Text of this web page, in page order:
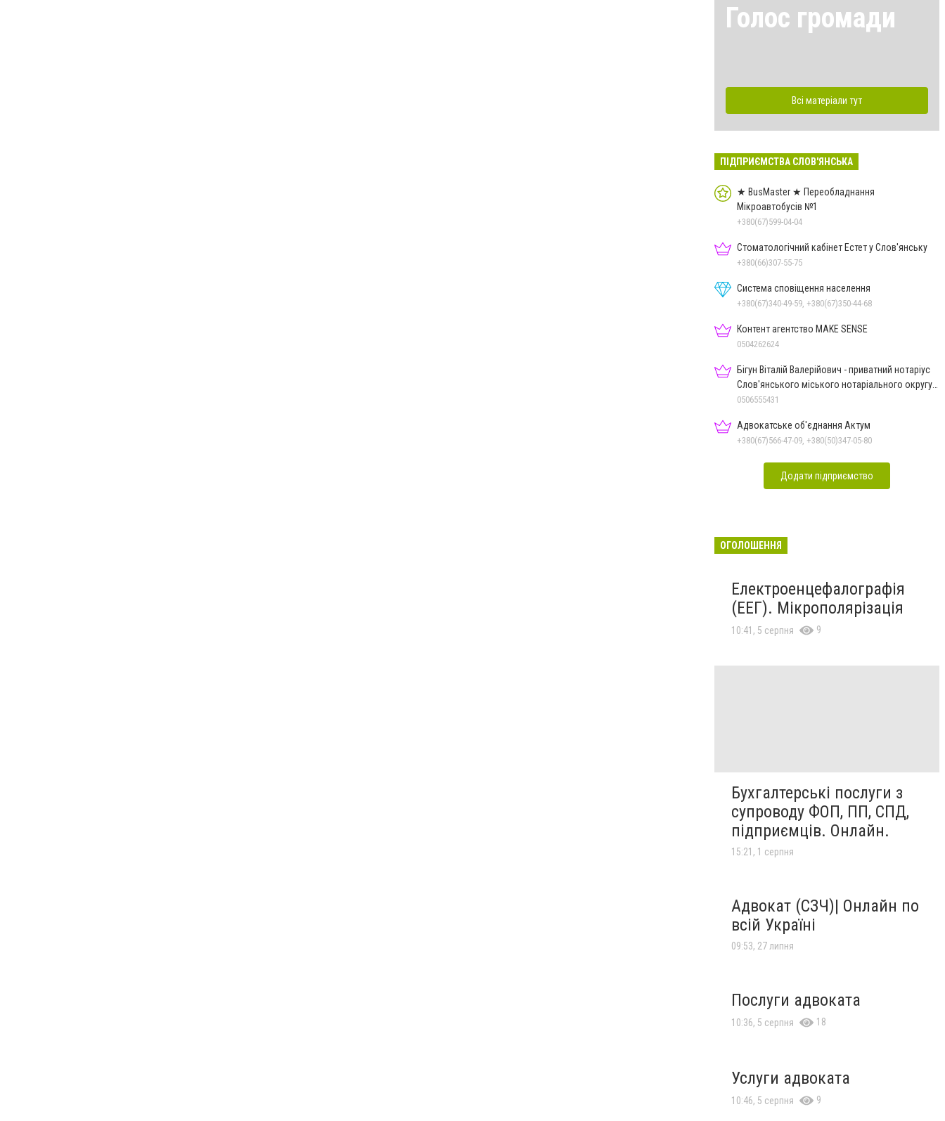
Голос громади
Всі матеріали тут
ПІДПРИЄМСТВА СЛОВ'ЯНСЬКА
★ BusMaster ★ Переобладнання
Мікроавтобусів №1
+380(67)599-04-04
Стоматологічний кабінет Естет у Слов'янську
+380(66)307-55-75
Система сповіщення населення
+380(67)340-49-59, +380(67)350-44-68
Контент агентство MAKE SENSE
0504262624
Бігун Віталій Валерійович - приватний нотаріус
Слов'янського міського нотаріального округу
Дон.обл.
0506555431
Адвокатське об'єднання Актум
+380(67)566-47-09, +380(50)347-05-80
Додати підприємство
ОГОЛОШЕННЯ
Електроенцефалографія
(ЕЕГ). Мікрополярізація
10:41, 5 серпня 9
Бухгалтерські послуги з
супроводу ФОП, ПП, СПД,
підприємців. Онлайн.
15:21, 1 серпня
Адвокат (СЗЧ)| Онлайн по
всій Україні
09:53, 27 липня
Послуги адвоката
10:36, 5 серпня 18
Услуги адвоката
10:46, 5 серпня 9